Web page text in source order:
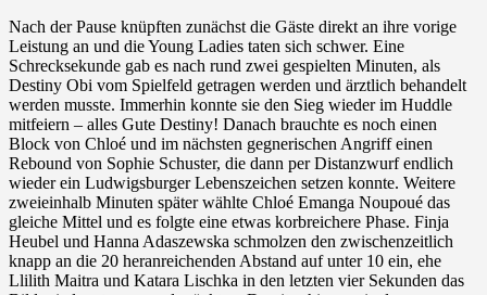
Nach der Pause knüpften zunächst die Gäste direkt an ihre vorige
Leistung an und die Young Ladies taten sich schwer. Eine
Schrecksekunde gab es nach rund zwei gespielten Minuten, als
Destiny Obi vom Spielfeld getragen werden und ärztlich behandelt
werden musste. Immerhin konnte sie den Sieg wieder im Huddle
mitfeiern – alles Gute Destiny! Danach brauchte es noch einen
Block von Chloé und im nächsten gegnerischen Angriff einen
Rebound von Sophie Schuster, die dann per Distanzwurf endlich
wieder ein Ludwigsburger Lebenszeichen setzen konnte. Weitere
zweieinhalb Minuten später wählte Chloé Emanga Noupoué das
gleiche Mittel und es folgte eine etwas korbreichere Phase. Finja
Heubel und Hanna Adaszewska schmolzen den zwischenzeitlich
knapp an die 20 heranreichenden Abstand auf unter 10 ein, ehe
Llilith Maitra und Katara Lischka in den letzten vier Sekunden das